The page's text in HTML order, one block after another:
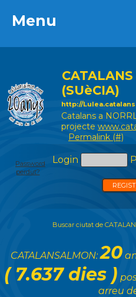
Menu
(SUèCIA)
http://
Catalans a
projecte
Permalink (#)
Login
Password
perdut?
Buscar ciutat de
CATALANSALMON:20
( 7.637 dies )
arreu
Menu